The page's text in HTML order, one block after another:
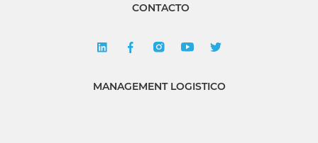
CONTACTO
MANAGEMENT LOGISTICO